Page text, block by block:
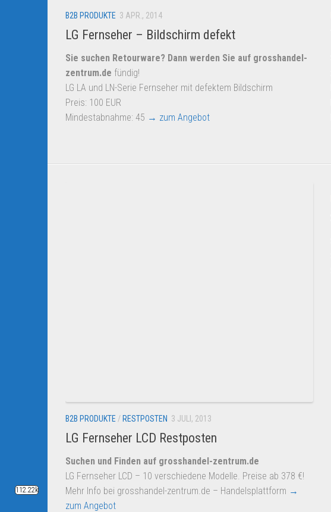
B2B PRODUKTE 3 APR., 2014
LG Fernseher – Bildschirm defekt
Sie suchen Retourware? Dann werden Sie auf grosshandel-
zentrum.de fündig!
LG LA und LN-Serie Fernseher mit defektem Bildschirm
Preis: 100 EUR
Mindestabnahme: 45 → zum Angebot
B2B PRODUKTE / RESTPOSTEN 3 JULI, 2013
LG Fernseher LCD Restposten
Suchen und Finden auf grosshandel-zentrum.de
LG Fernseher LCD – 10 verschiedene Modelle. Preise ab 378 €!
Mehr Info bei grosshandel-zentrum.de – Handelsplattform →
zum Angebot
112.22k